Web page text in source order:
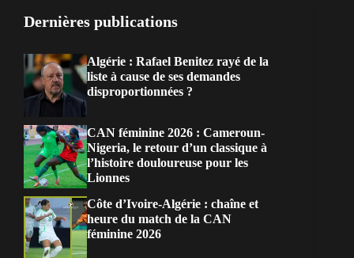
Dernières publications
Algérie : Rafael Benitez rayé de la
liste à cause de ses demandes
disproportionnées ?
CAN féminine 2026 : Cameroun-
Nigeria, le retour d’un classique à
l’histoire douloureuse pour les
Lionnes
Côte d’Ivoire-Algérie : chaîne et
heure du match de la CAN
féminine 2026